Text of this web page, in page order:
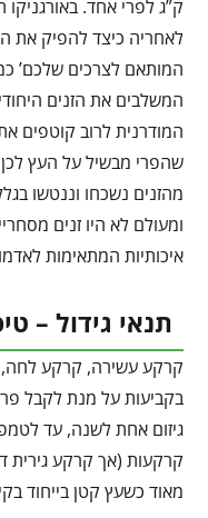
ק”ג לפרי אחד.
לאחריה כיצד להפיק את
המותאם לצרכים שלכם’
המשלבים את הזנים
המודרנית לרוב קוטפים
שהפרי מבשיל על העץ
מהזנים נשכחו וננטשו
ומעולם לא היו זנים
איכותיות המתאימות
תנאי גידול –
בקביעות על מנת לקבל
קרקעות (אך קרקע גירית
מאוד כשעץ קטן בייחוד